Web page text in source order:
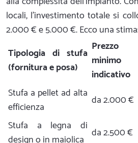
locali, l'investimento totale si
2.000 € e 5.000 €. Ecco una
Tipologia di stufa
(fornitura e posa)
Prezzo
minimo
indicativo
Stufa a pellet ad alta
efficienza
da 2.000 €
Stufa a legna di
design o in maiolica da 2.500 €